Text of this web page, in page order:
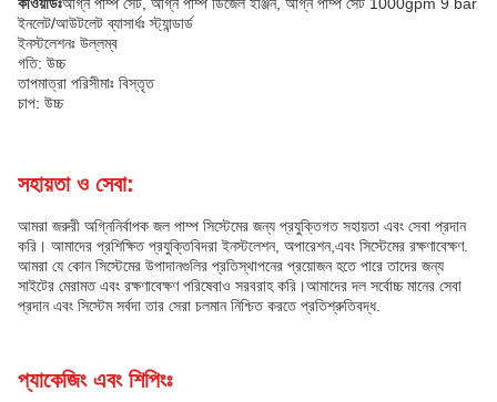
ইনলেট/আউটলেট ব্যাসার্ধঃ স্ট্যান্ডার্ড
ইনস্টলেশনঃ উল্লম্ব
গতি: উচ্চ
তাপমাত্রা পরিসীমাঃ বিস্তৃত
চাপ: উচ্চ
সহায়তা ও সেবা:
আমরা জরুরী অগ্নিনির্বাপক জল পাম্প সিস্টেমের জন্য প্রযুক্তিগত সহায়তা এবং সেবা প্রদান
করি। আমাদের প্রশিক্ষিত প্রযুক্তিবিদরা ইনস্টলেশন, অপারেশন,এবং সিস্টেমের রক্ষণাবেক্ষণ.
আমরা যে কোন সিস্টেমের উপাদানগুলির প্রতিস্থাপনের প্রয়োজন হতে পারে তাদের জন্য
সাইটের মেরামত এবং রক্ষণাবেক্ষণ পরিষেবাও সরবরাহ করি।আমাদের দল সর্বোচ্চ মানের সেবা
প্রদান এবং সিস্টেম সর্বদা তার সেরা চলমান নিশ্চিত করতে প্রতিশ্রুতিবদ্ধ.
প্যাকেজিং এবং শিপিংঃ